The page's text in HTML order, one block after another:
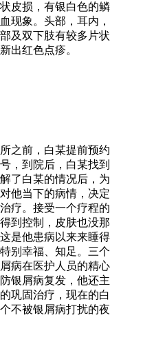
皮损，有银白色的鳞
现象。头部，耳内，
及双下肢有较多片状
出红色点疹。
之前，白某提前预约
，到院后，白某找到
了白某的情况后，为
他当下的病情，决定
疗。接受一个疗程的
到控制，皮肤也没那
是他患病以来来睡得
别幸福、知足。三个
病在医护人员的精心
银屑病复发，他还主
巩固治疗，现在的白
不被银屑病打扰的夜